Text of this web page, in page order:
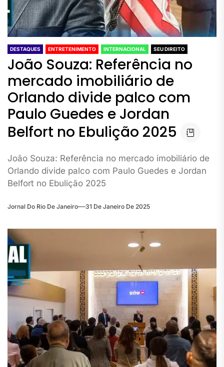
DESTAQUES ENTRETENIMENTO INTERNACIONAL SEU DIREITO
João Souza: Referência no
mercado imobiliário de
Orlando divide palco com
Paulo Guedes e Jordan
Belfort no Ebulição 2025
João Souza: Referência no mercado imobiliário de
Orlando divide palco com Paulo Guedes e Jordan
Belfort no Ebulição 2025
Jornal Do Rio De Janeiro 31 De Janeiro De 2025